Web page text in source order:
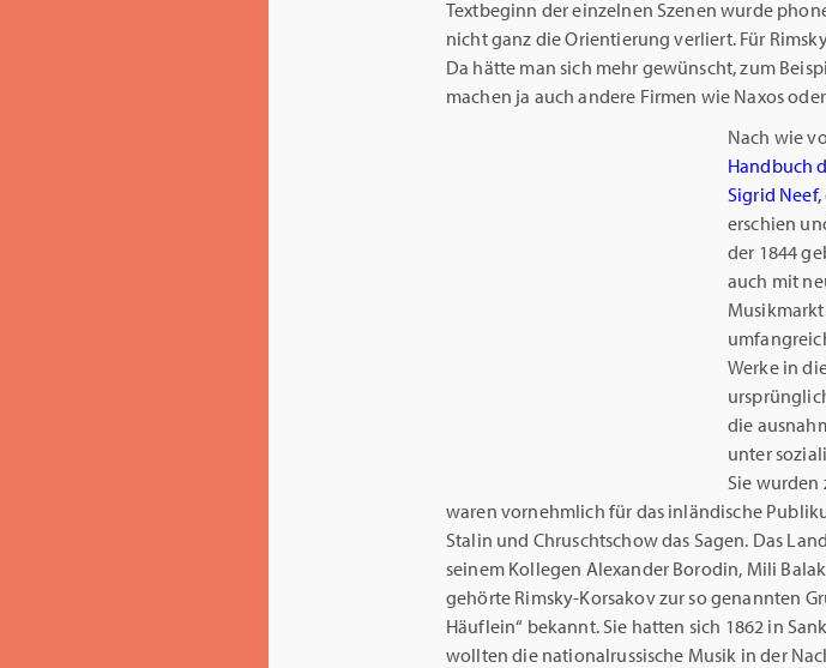
Textbeginn der einzelnen Szenen wurde
nicht ganz die Orientierung verliert. Für
Da hätte man sich mehr gewünscht, zum
machen ja auch andere Firmen wie Naxos
Nach wie
Handbuch
Sigrid Neef,
erschien
der 1844
auch mit
Werke in
die
unter
Sie wurden
waren vornehmlich für das inländische
Stalin und Chruschtschow das Sagen. Das
seinem Kollegen Alexander Borodin, Mili
gehörte Rimsky-Korsakov zur so genannten
Häuflein“ bekannt. Sie hatten sich 1862 in
wollten die nationalrussische Musik in der